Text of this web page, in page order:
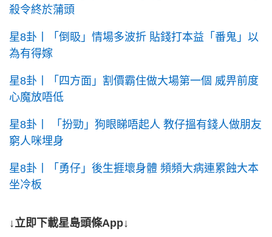
殺令終於蒲頭
星8卦丨「倒𥄫」情場多波折 貼錢打本益「番鬼」以
為有得嫁
星8卦丨「四方面」割價霸住做大場第一個 威畀前度
心魔放唔低
星8卦丨 「扮勁」狗眼睇唔起人 教仔搵有錢人做朋友
窮人咪埋身
星8卦丨「勇仔」後生捱壞身體 頻頻大病連累蝕大本
坐冷板
↓立即下載星島頭條App↓